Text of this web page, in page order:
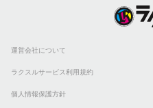
運営会社について
ラクスルサービス利用規約
個人情報保護方針